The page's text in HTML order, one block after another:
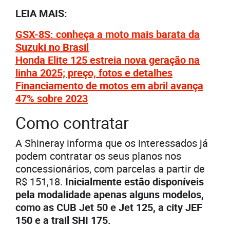
LEIA MAIS:
GSX-8S: conheça a moto mais barata da
Suzuki no Brasil
Honda Elite 125 estreia nova geração na
linha 2025; preço, fotos e detalhes
Financiamento de motos em abril avança
47% sobre 2023
Como contratar
A Shineray informa que os interessados já
podem contratar os seus planos nos
concessionários, com parcelas a partir de
R$ 151,18. Inicialmente estão disponíveis
pela modalidade apenas alguns modelos,
como as CUB Jet 50 e Jet 125, a city JEF
150 e a trail SHI 175.